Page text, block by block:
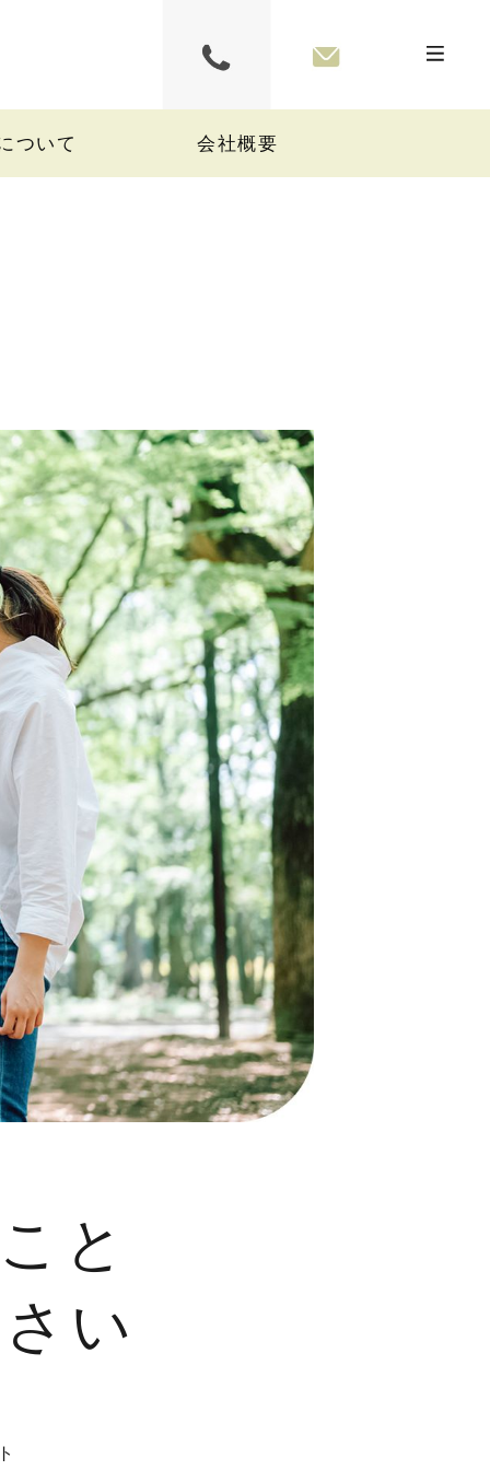
ついて 会社概要
と
い